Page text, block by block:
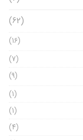
(62)
(16)
(7)
(9)
(1)
(1)
(4)